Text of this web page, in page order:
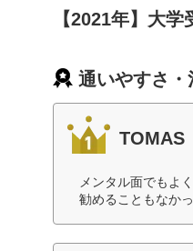
【2021年】大
通いやすさ
TOMAS
メンタル面でもよ
勧めることもなか